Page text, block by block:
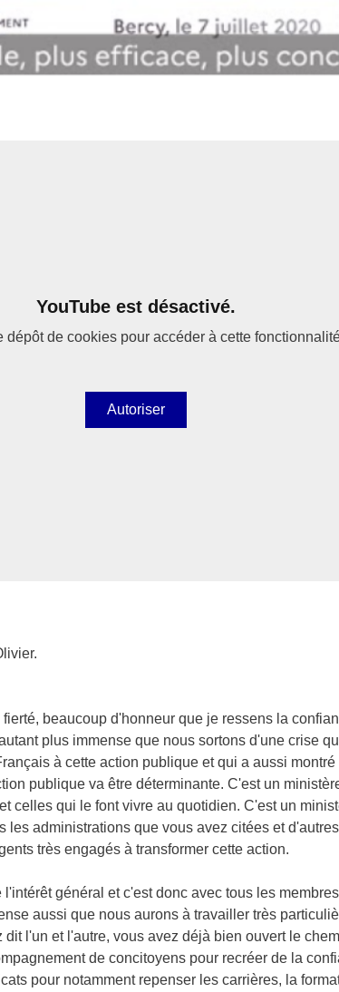
YouTube est désactivé.
dépôt de cookies pour accéder à cette
Autoriser
beaucoup d'honneur que je ressens la
plus immense que nous sortons d'une crise
à cette action publique et qui a aussi
publique va être déterminante. C'est un
celles qui le font vivre au quotidien. C'est un
administrations que vous avez citées et
très engagés à transformer cette action.
général et c'est donc avec tous les
aussi que nous aurons à travailler très
l'un et l'autre, vous avez déjà bien ouvert le
de concitoyens pour recréer de la
pour notamment repenser les carrières, la